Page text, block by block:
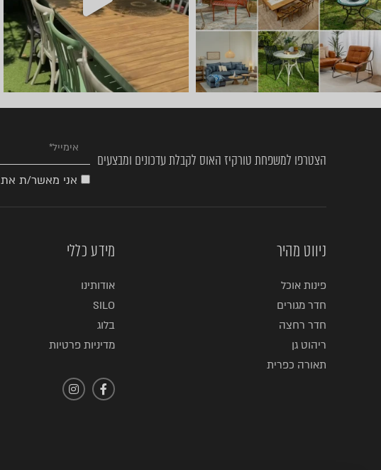
הצטרפו למשפחת טורקיז האוס לקבלת עדכונים ומבצעים
אני מאשר/ת את
ניווט מהיר
פינות אוכל
חדר מגורים
חדר רחצה
ריהוט גן
תאורה כפרית
מידע כללי
אודותינו
SILO
בלוג
מדיניות פרטיות